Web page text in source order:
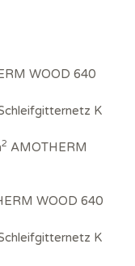
WOOD 640
K
2 AMOTHERM
WOOD 640
K